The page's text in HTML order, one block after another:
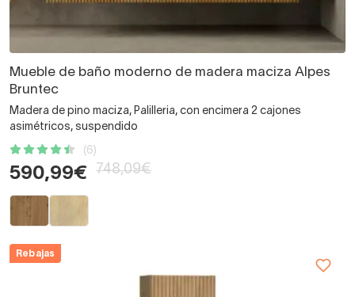
Mueble de baño moderno de madera maciza Alpes
Bruntec
Madera de pino maciza, Palilleria, con encimera 2 cajones
asimétricos, suspendido
(6)
590,99€ 748,09€
Rebajas